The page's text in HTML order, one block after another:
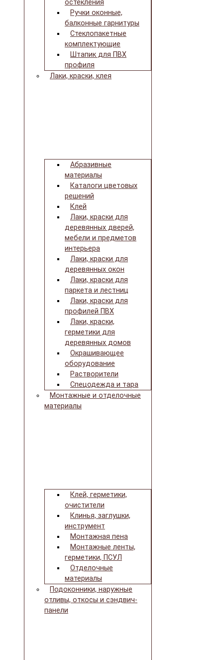
остекления
Ручки оконные,
балконные гарнитуры
Стеклопакетные
комплектующие
Штапик для ПВХ
профиля
Лаки, краски, клея
Абразивные
материалы
Каталоги цветовых
решений
Клей
Лаки, краски для
деревянных дверей,
мебели и предметов
интерьера
Лаки, краски для
деревянных окон
Лаки, краски для
паркета и лестниц
Лаки, краски для
профилей ПВХ
Лаки, краски,
герметики для
деревянных домов
Окрашивающее
оборудование
Растворители
Спецодежда и тара
Монтажные и отделочные
материалы
Клей, герметики,
очистители
Клинья, заглушки,
инструмент
Монтажная пена
Монтажные ленты,
герметики, ПСУЛ
Отделочные
материалы
Подоконники, наружные
отливы, откосы и сэндвич-
панели